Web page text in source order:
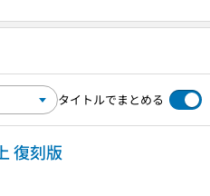
タイトルでまとめる
復刻版